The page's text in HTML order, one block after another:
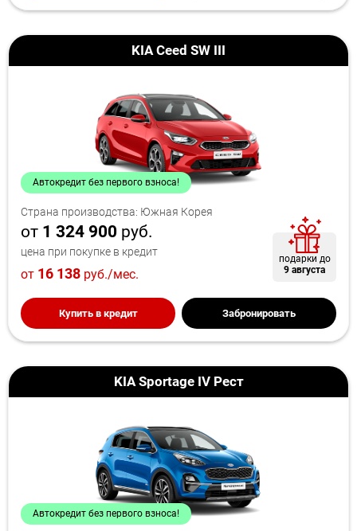
KIA Ceed SW III
Автокредит без первого взноса!
Страна производства: Южная Корея
от 1 324 900 руб.
цена при покупке в кредит
от 16 138 руб./мес.
подарки до
9 августа
Купить в кредит Забронировать
KIA Sportage IV Рест
Автокредит без первого взноса!